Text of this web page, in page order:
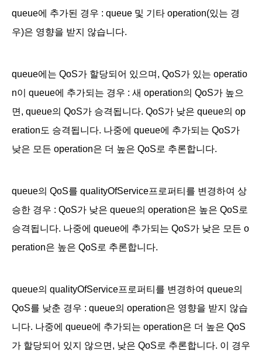
queue에 추가된 경우 : queue 및 기타 operation(있는 경
우)은 영향을 받지 않습니다.
queue에는 QoS가 할당되어 있으며, QoS가 있는 operatio
n이 queue에 추가되는 경우 : 새 operation의 QoS가 높으
면, queue의 QoS가 승격됩니다. QoS가 낮은 queue의 op
eration도 승격됩니다. 나중에 queue에 추가되는 QoS가
낮은 모든 operation은 더 높은 QoS로 추론합니다.
queue의 QoS를 qualityOfService프로퍼티를 변경하여 상
승한 경우 : QoS가 낮은 queue의 operation은 높은 QoS로
승격됩니다. 나중에 queue에 추가되는 QoS가 낮은 모든 o
peration은 높은 QoS로 추론합니다.
queue의 qualityOfService프로퍼티를 변경하여 queue의
QoS를 낮춘 경우 : queue의 operation은 영향을 받지 않습
니다. 나중에 queue에 추가되는 operation은 더 높은 QoS
가 할당되어 있지 않으면, 낮은 QoS로 추론합니다. 이 경우